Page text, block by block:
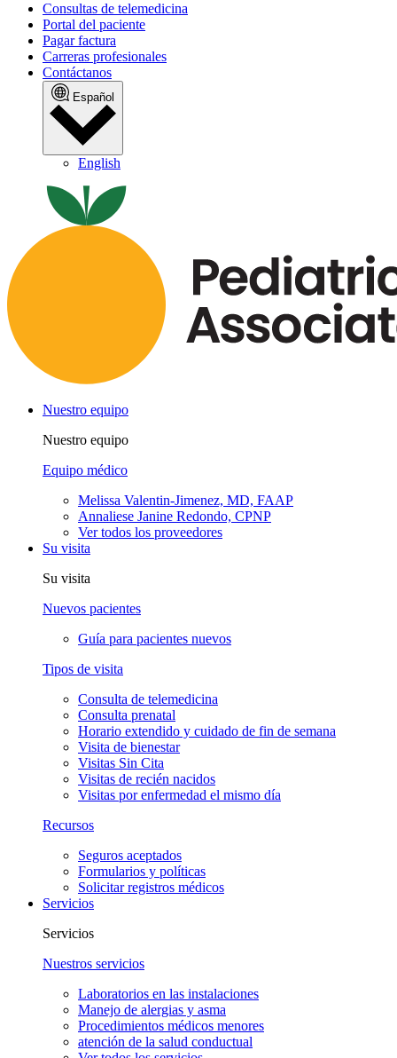
Consultas de telemedicina
Portal del paciente
Pagar factura
Carreras profesionales
Contáctanos
Español
English
Nuestro equipo
Nuestro equipo
Equipo médico
Melissa Valentin-Jimenez, MD, FAAP
Annaliese Janine Redondo, CPNP
Ver todos los proveedores
Su visita
Su visita
Nuevos pacientes
Guía para pacientes nuevos
Tipos de visita
Consulta de telemedicina
Consulta prenatal
Horario extendido y cuidado de fin de semana
Visita de bienestar
Visitas Sin Cita
Visitas de recién nacidos
Visitas por enfermedad el mismo día
Recursos
Seguros aceptados
Formularios y políticas
Solicitar registros médicos
Servicios
Servicios
Nuestros servicios
Laboratorios en las instalaciones
Manejo de alergias y asma
Procedimientos médicos menores
atención de la salud conductual